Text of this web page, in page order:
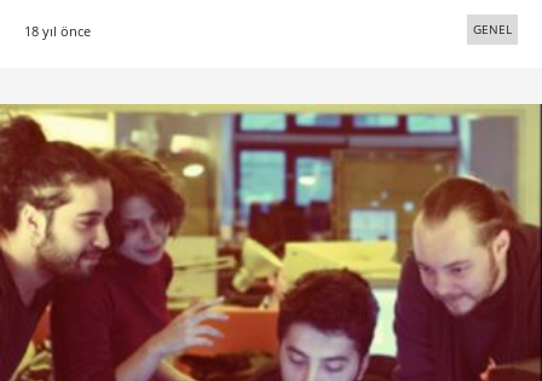
18 yıl önce GENEL